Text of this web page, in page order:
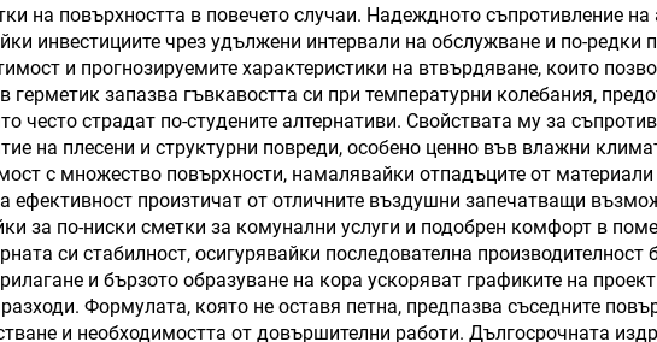
на повърхността в повечето случаи. Надеждното съпротивление
инвестициите чрез удължени интервали на обслужване и по-
и прогнозируемите характеристики на втвърдяване, които
герметик запазва гъвкавостта си при температурни колебания,
често страдат по-студените алтернативи. Свойствата му за
на плесени и структурни повреди, особено ценно във влажни
с множество повърхности, намалявайки отпадъците от
ефективност произтичат от отличните въздушни запечатващи
за по-ниски сметки за комунални услуги и подобрен комфорт в
си стабилност, осигурявайки последователна производителност
и бързото образуване на кора ускоряват графиките на
Формулата, която не оставя петна, предпазва съседните
и необходимостта от довършителни работи. Дългосрочната